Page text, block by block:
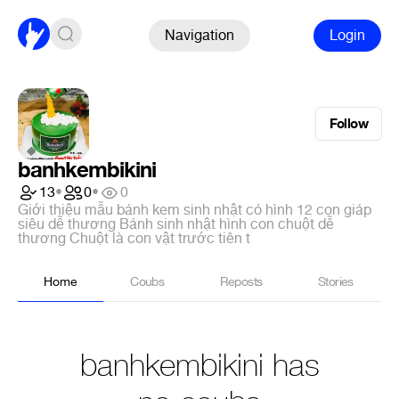
Navigation Login
Follow
banhkembikini
13• 0•
0
Giới thiệu mẫu bánh kem sinh nhật có hình 12 con giáp
siêu dễ thương Bánh sinh nhật hình con chuột dễ
thương Chuột là con vật trước tiên t
Home Coubs Reposts Stories
banhkembikini has